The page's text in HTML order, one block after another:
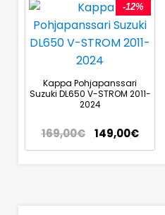
-12%
Kappa Pohjapanssari
Suzuki DL650 V-STROM 2011-
2024
169,00€ 149,00€